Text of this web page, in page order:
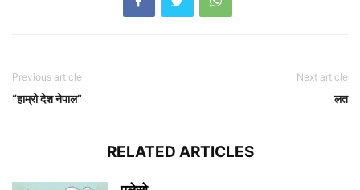
Previous article
“हाम्रो देश नेपाल”
Next article
लत
RELATED ARTICLES